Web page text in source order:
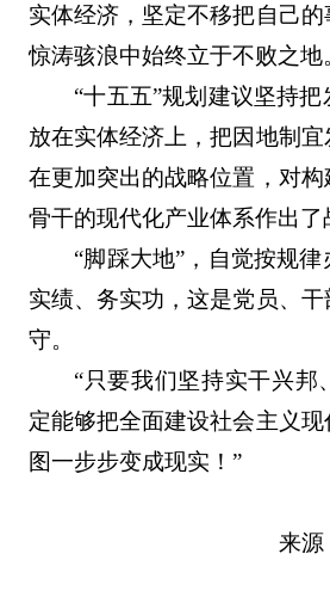
实体经济，坚定不移把自己
惊涛骇浪中始终立于不败之地
“十五五”规划建议坚持
放在实体经济上，把因地制
在更加突出的战略位置，对
骨干的现代化产业体系作出了
“脚踩大地”，自觉按规
实绩、务实功，这是党员、
守。
“只要我们坚持实干兴邦
定能够把全面建设社会主义
图一步步变成现实！”
来源